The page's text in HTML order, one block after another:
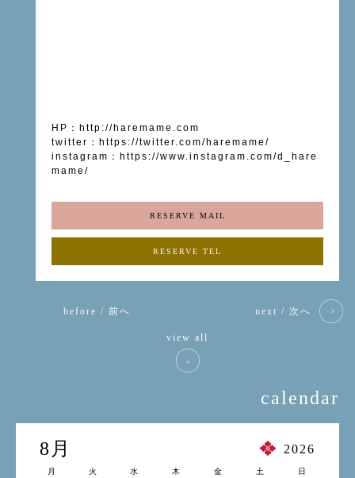
HP ： http://haremame.com
twitter ： https://twitter.com/haremame/
instagram ： https://www.instagram.com/d_hare
mame/
RESERVE MAIL
RESERVE TEL
before / 前へ next / 次へ
view all
calendar
8月 2026
月 火 水 木 金 土 日